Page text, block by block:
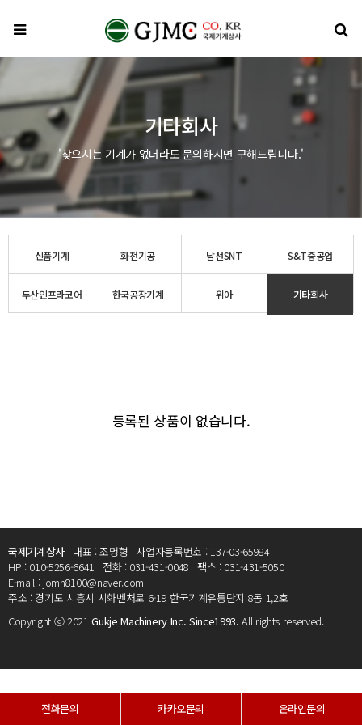
메뉴
전화문의 카카오문의 온라인문의
기타회사
'찾으시는 기계가 없더라도 문의하시면 구해드립니다.'
신품기계 화천기공 남선SNT S&T중공업
두산인프라코어 한국공장기계 위아 기타회사
등록된 상품이 없습니다.
국제기계상사 대표 : 조명형 사업자등록번호 : 137-03-65984
HP : 010-5256-6641
전화 : 031-431-0048 팩스 : 031-431-5050
E-mail : jomh8100@naver.com
주소 : 경기도 시흥시 시화벤처로 6-19 한국기계유통단지 8동 1,2호
Copyright ⓒ 2021Gukje Machinery Inc. Since1993. All rights reserved.